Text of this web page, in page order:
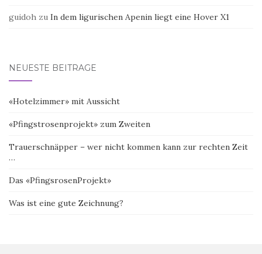
guidoh zu In dem ligurischen Apenin liegt eine Hover X1
NEUESTE BEITRÄGE
«Hotelzimmer» mit Aussicht
«Pfingstrosenprojekt» zum Zweiten
Trauerschnäpper – wer nicht kommen kann zur rechten Zeit
…
Das «PfingsrosenProjekt»
Was ist eine gute Zeichnung?